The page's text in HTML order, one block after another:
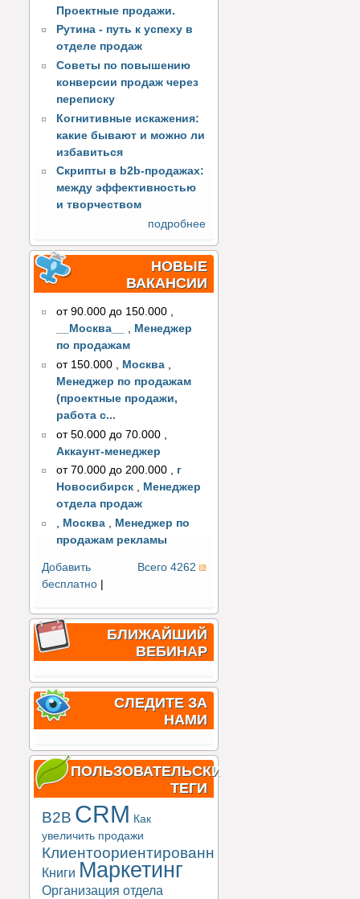
Проектные продажи.
Рутина - путь к успеху в
отделе продаж
Советы по повышению
конверсии продаж через
переписку
Когнитивные искажения:
какие бывают и можно ли
избавиться
Скрипты в b2b-продажах:
между эффективностью
и творчеством
подробнее
НОВЫЕ
ВАКАНСИИ
от 90.000 до 150.000 ,
__Москва__
, Менеджер
по продажам
от 150.000
Москва
Менеджер по продажам
(проектные продажи,
работа с...
от 50.000 до 70.000
Аккаунт-менеджер
от 70.000 до 200.000 , г
Новосибирск , Менеджер
отдела продаж
, Москва , Менеджер по
продажам рекламы
Всего 4262
Добавить
бесплатно
БЛИЖАЙШИЙ
ВЕБИНАР
СЛЕДИТЕ ЗА
НАМИ
ПОЛЬЗОВАТЕЛЬСКИЕ
ТЕГИ
B2B CRM Как
увеличить продажи
Клиентоориентированность
Книги Маркетинг
Организация отдела